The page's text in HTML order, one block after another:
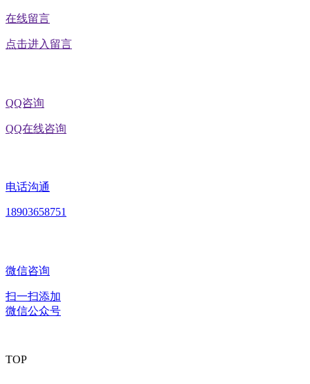
在线留言
点击进入留言
QQ咨询
QQ在线咨询
电话沟通
18903658751
微信咨询
扫一扫添加
微信公众号
TOP